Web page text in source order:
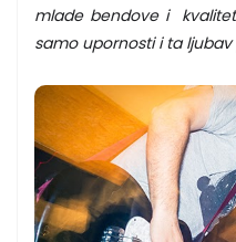
mlade bendove i
samo upornosti i ta